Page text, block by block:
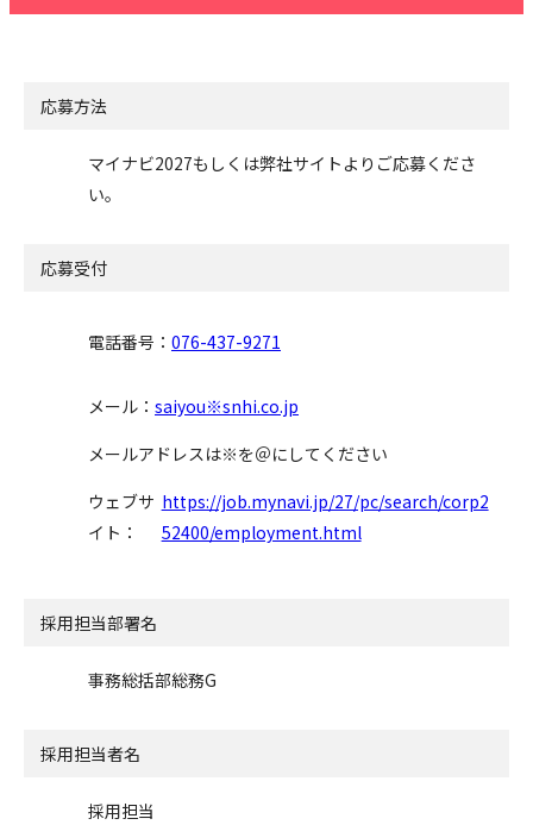
応募方法
マイナビ2027もしくは弊社サイトよりご応募くださ
い。
応募受付
電話番号： 076-437-9271
メール： saiyou※snhi.co.jp
メールアドレスは※を＠にしてください
ウェブサ
イト：
https://job.mynavi.jp/27/pc/search/corp2
52400/employment.html
採用担当部署名
事務総括部総務G
採用担当者名
採用担当